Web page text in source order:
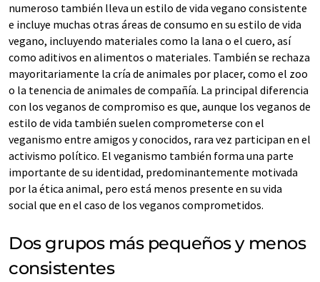
numeroso también lleva un estilo de vida vegano consistente
e incluye muchas otras áreas de consumo en su estilo de vida
vegano, incluyendo materiales como la lana o el cuero, así
como aditivos en alimentos o materiales. También se rechaza
mayoritariamente la cría de animales por placer, como el zoo
o la tenencia de animales de compañía. La principal diferencia
con los veganos de compromiso es que, aunque los veganos de
estilo de vida también suelen comprometerse con el
veganismo entre amigos y conocidos, rara vez participan en el
activismo político. El veganismo también forma una parte
importante de su identidad, predominantemente motivada
por la ética animal, pero está menos presente en su vida
social que en el caso de los veganos comprometidos.
Dos grupos más pequeños y menos
consistentes